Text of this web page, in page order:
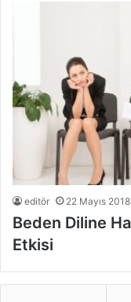
editör 22 Mayıs 2018
Beden Diline
Etkisi